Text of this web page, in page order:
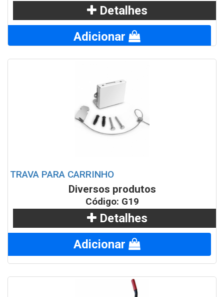
Detalhes
Adicionar
TRAVA PARA CARRINHO
Diversos produtos
Código: G19
Detalhes
Adicionar